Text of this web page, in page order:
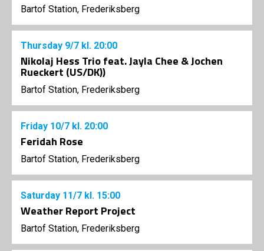
Bartof Station, Frederiksberg
Thursday 9/7 kl. 20:00
Nikolaj Hess Trio feat. Jayla Chee & Jochen
Rueckert (US/DK))
Bartof Station, Frederiksberg
Friday 10/7 kl. 20:00
Feridah Rose
Bartof Station, Frederiksberg
Saturday 11/7 kl. 15:00
Weather Report Project
Bartof Station, Frederiksberg